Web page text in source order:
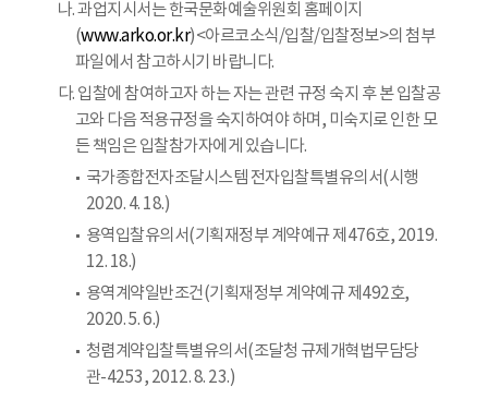
나. 과업지시서는 한국문화예술위원회 홈페이지
(www.arko.or.kr)<아르코소식/입찰/입찰정보>의 첨부
파일에서 참고하시기 바랍니다.
다. 입찰에 참여하고자 하는 자는 관련 규정 숙지 후 본 입찰공
고와 다음 적용규정을 숙지하여야 하며, 미숙지로 인한 모
든 책임은 입찰참가자에게 있습니다.
국가종합전자조달시스템 전자입찰특별유의서(시행
2020. 4. 18.)
용역입찰유의서(기획재정부 계약예규 제476호, 2019.
12. 18.)
용역계약일반조건(기획재정부 계약예규 제492호,
2020. 5. 6.)
청렴계약입찰특별유의서(조달청 규제개혁법무담당
관-4253, 2012. 8. 23.)